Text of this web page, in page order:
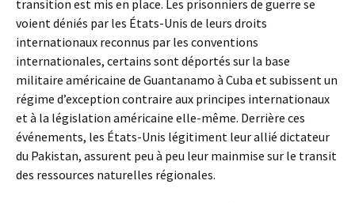
transition est mis en place. Les prisonniers de guerre se
voient déniés par les États-Unis de leurs droits
internationaux reconnus par les conventions
internationales, certains sont déportés sur la base
militaire américaine de Guantanamo à Cuba et subissent un
régime d’exception contraire aux principes internationaux
et à la législation américaine elle-même. Derrière ces
événements, les États-Unis légitiment leur allié dictateur
du Pakistan, assurent peu à peu leur mainmise sur le transit
des ressources naturelles régionales.